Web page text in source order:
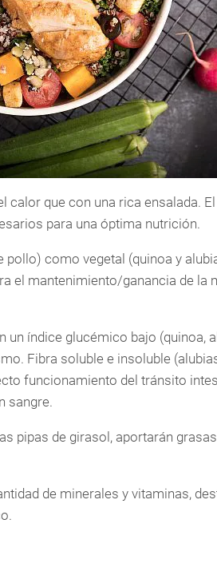
calor que con una rica ensalada.
para una óptima nutrición.
pollo) como vegetal (quinoa y
el mantenimiento/ganancia de la
índice glucémico bajo (quinoa,
Fibra soluble e insoluble
funcionamiento del tránsito
sangre.
pipas de girasol, aportarán
de minerales y vitaminas,